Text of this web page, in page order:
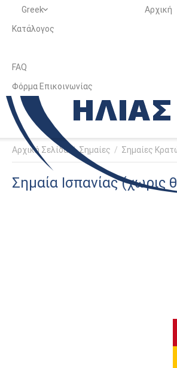
Greek
Αρχική
Κατάλογος
FAQ
Φόρμα Επικοινωνίας
Αρχική Σελίδα / Σημαίες / Σημαίες
Σημαία Ισπανίας (χωρις